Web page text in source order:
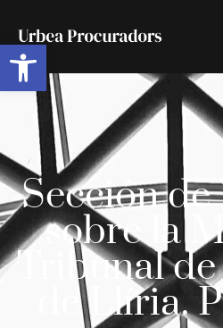
Abrir barra de
Sección
sobre la
Tribunal
de Llíria.